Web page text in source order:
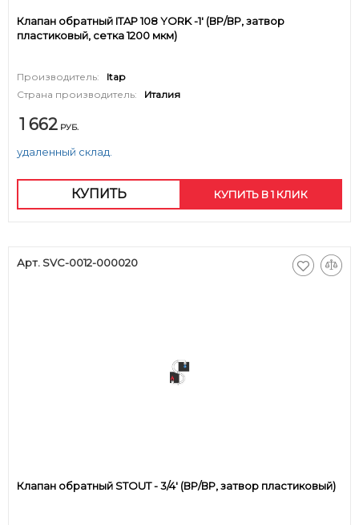
Клапан обратный ITAP 108 YORK -1' (ВР/ВР, затвор
пластиковый, сетка 1200 мкм)
Производитель:
Itap
Страна производитель:
Италия
1 662 РУБ.
удаленный склад.
КУПИТЬ КУПИТЬ В 1 КЛИК
Арт. SVC-0012-000020
Клапан обратный STOUT - 3/4' (ВР/ВР, затвор пластиковый)